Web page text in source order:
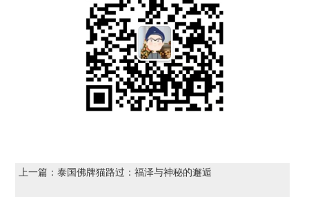
上一篇：泰国佛牌猫路过：福泽与神秘的邂逅